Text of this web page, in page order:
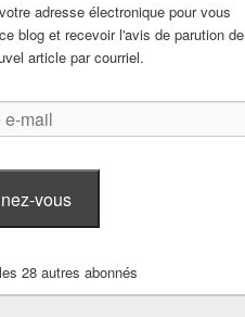
adresse électronique pour vous
blog et recevoir l'avis de parution de
article par courriel.
vous
28 autres abonnés